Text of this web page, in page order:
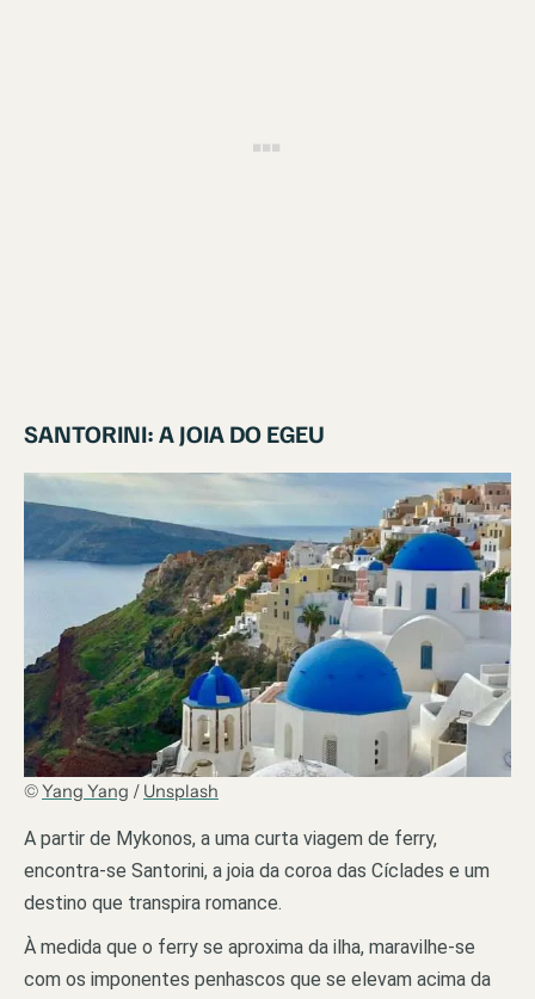
SANTORINI: A JOIA DO EGEU
©Yang Yang / Unsplash
A partir de Mykonos, a uma curta viagem de ferry,
encontra-se Santorini, a joia da coroa das Cíclades e um
destino que transpira romance.
À medida que o ferry se aproxima da ilha, maravilhe-se
com os imponentes penhascos que se elevam acima da